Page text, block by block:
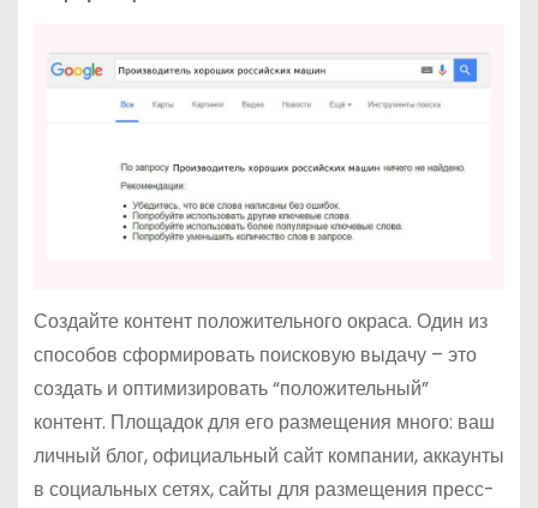
Создайте контент положительного окраса. Один из
способов сформировать поисковую выдачу – это
создать и оптимизировать “положительный”
контент. Площадок для его размещения много: ваш
личный блог, официальный сайт компании, аккаунты
в социальных сетях, сайты для размещения пресс-